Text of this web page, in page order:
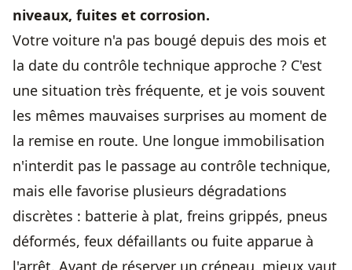
niveaux, fuites et corrosion.
Votre voiture n'a pas bougé depuis des mois et
la date du contrôle technique approche ? C'est
une situation très fréquente, et je vois souvent
les mêmes mauvaises surprises au moment de
la remise en route. Une longue immobilisation
n'interdit pas le passage au contrôle technique,
mais elle favorise plusieurs dégradations
discrètes : batterie à plat, freins grippés, pneus
déformés, feux défaillants ou fuite apparue à
l'arrêt. Avant de réserver un créneau, mieux vaut